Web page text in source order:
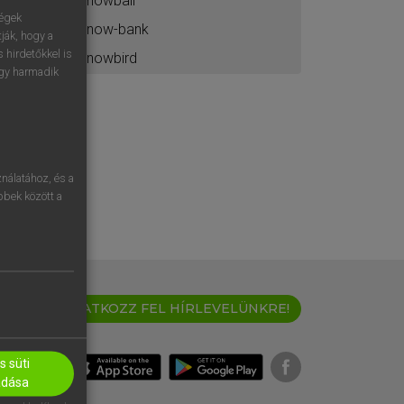
snow-bank
snowbird
IRATKOZZ FEL HÍRLEVELÜNKRE!
hogy a
hirdetőkkel is
harmadik
és a
között a
süti